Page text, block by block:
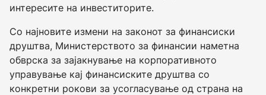
интересите на инвеститорите.
Со најновите измени на законот за финансиски
друштва, Министерството за финансии наметна
обврска за зајакнување на корпоративното
управување кај финансиските друштва со
конкретни рокови за усогласување од страна на